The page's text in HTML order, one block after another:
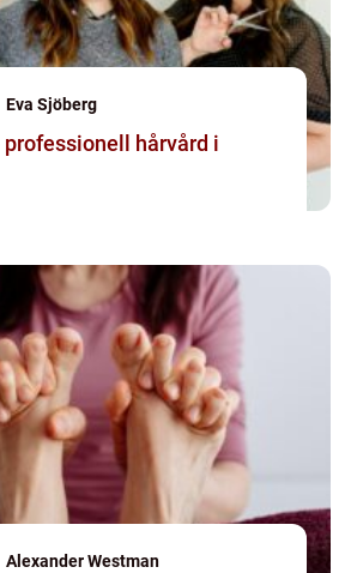
Eva Sjöberg
Alexander Westman